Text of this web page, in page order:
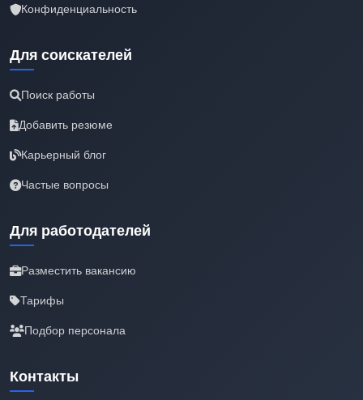
Конфиденциальность
Для соискателей
Поиск работы
Добавить резюме
Карьерный блог
Частые вопросы
Для работодателей
Разместить вакансию
Тарифы
Подбор персонала
Контакты